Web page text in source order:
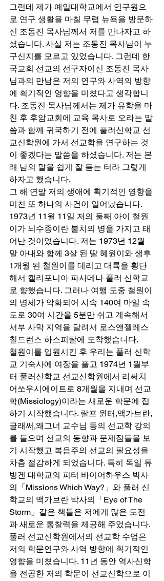
그런데 제가 예일대학교에서 연구원으
로 연구 생활을 마칠 무렵 뉴욕을 방문하
신 조동진 목사님께서 저를 만나자고 하
셨습니다. 사실 저는 조동진 목사님이 누
구신지를 모르고 있었습니다. 그런데 한
국교회 선교의 선구자이신 조동진 목사
님과의 만남은 저의 연구와 사역의 방향
에 획기적인 영향을 미쳤다고 생각합니
다. 조동진 목사님께서는 제가 유학을 마
친 후 후암교회에 교육 목사로 오라는 말
씀과 함께 귀국하기 전에 풀러신학교 선
교신학원에 가서 선교학을 연구하는 것
이 좋겠다는 말씀을 하셨습니다. 저는 본
래 남의 말을 쉽게 잘 듣는 터라 그렇게
하자고 했습니다.
그 해 연말 저의 생애에 획기적인 영향을
미친 또 하나의 사건이 일어났습니다.
1973년 11월 11일 저의 둘째 아이 철원
이가 뇌수종이란 불치의 병을 가지고 태
어난 것이었습니다. 저는 1973년 12월
말 아내와 함께 3살 된 딸 혜원이와 생후
1개월 된 철원이를 데리고 대륙을 횡단
해서 캘리포니아 파사데나 풀러 신학교
로 향했습니다. 그러나 여행 도중 철원이
의 병세가 악화되어 시속 140여 마일 속
도로 30여 시간을 5분만 쉬고 계속해서
서부 사막 지역을 달려서 로스앤젤레스
칠드런스 하스피탈에 도착했습니다.
철원이를 입원시킨 후 우리는 풀러 신학
교 기숙사에 여장을 풀고 1974년 1월부
터 풀러신학교 선교신학원에서 리써치
어쏘우시에이트로 8개월을 지내며 선교
학(Missiology)이라는 새로운 학문에 접
하기 시작했습니다. 랄프 윈터,맥가브란,
글래써,왜그너 교수님 등의 선교학 강의
를 들으며 선교의 동향과 문제점들을 보
기 시작했고 복음주의 선교의 필요성을
차츰 절감하게 되었습니다. 특히 독일 튜
빙겐 대학교의 피터 바이어하우스 박사
의「Missions Which Way?」와 풀러 신
학교의 맥가브란 박사의「Eye of The
Storm」같은 책들은 저에게 많은 도전
과 새로운 통찰력을 제공해 주었습니다.
풀러 선교신학원에서의 선교학 수업은
저의 학문연구와 사역 방향에 획기적인
영향을 미쳤습니다. 11년 동안 역사신학
을 전공한 저의 학문이 선교신학으로 이